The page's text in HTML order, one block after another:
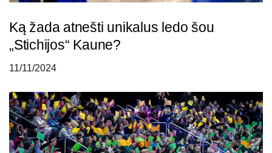
Ką žada atnešti unikalus ledo šou
„Stichijos“ Kaune?
11/11/2024